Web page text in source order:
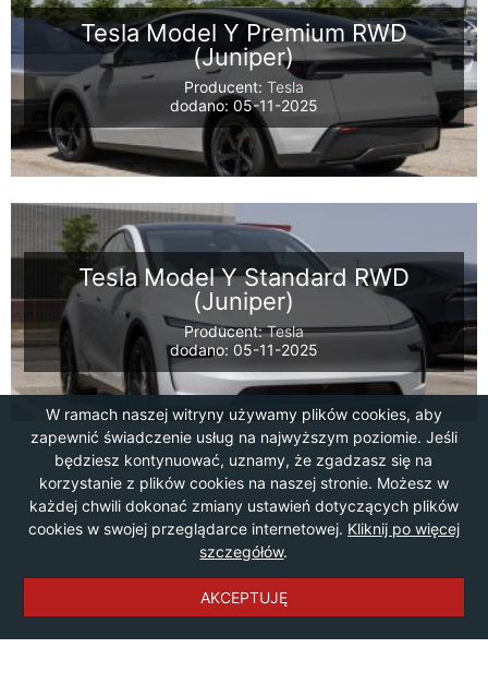
W ramach naszej witryny używamy plików cookies, aby
zapewnić świadczenie usług na najwyższym poziomie. Jeśli
będziesz kontynuować, uznamy, że zgadzasz się na
korzystanie z plików cookies na naszej stronie. Możesz w
każdej chwili dokonać zmiany ustawień dotyczących plików
cookies w swojej przeglądarce internetowej. Kliknij po więcej
szczegółów.
AKCEPTUJĘ
Tesla Model Y Premium RWD
(Juniper)
Producent: Tesla
dodano: 05-11-2025
Tesla Model Y Standard RWD
(Juniper)
Producent:Tesla
dodano: 05-11-2025